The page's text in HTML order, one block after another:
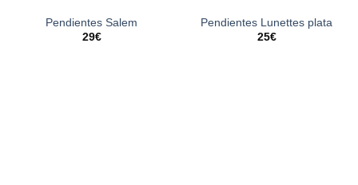
Pendientes Salem
29€
Pendientes Lunettes plata
25€